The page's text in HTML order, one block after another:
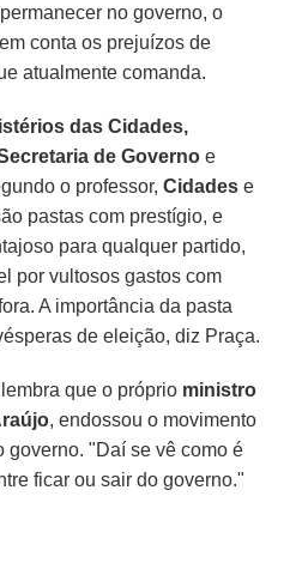
no governo, o
conta os prejuízos de
atualmente comanda.
das Cidades,
de Governo e
o professor, Cidades e
pastas com prestígio, e
para qualquer partido,
por vultosos gastos com
A importância da pasta
de eleição, diz Praça.
que o próprio ministro
, endossou o movimento
governo. "Daí se vê como é
ficar ou sair do governo."